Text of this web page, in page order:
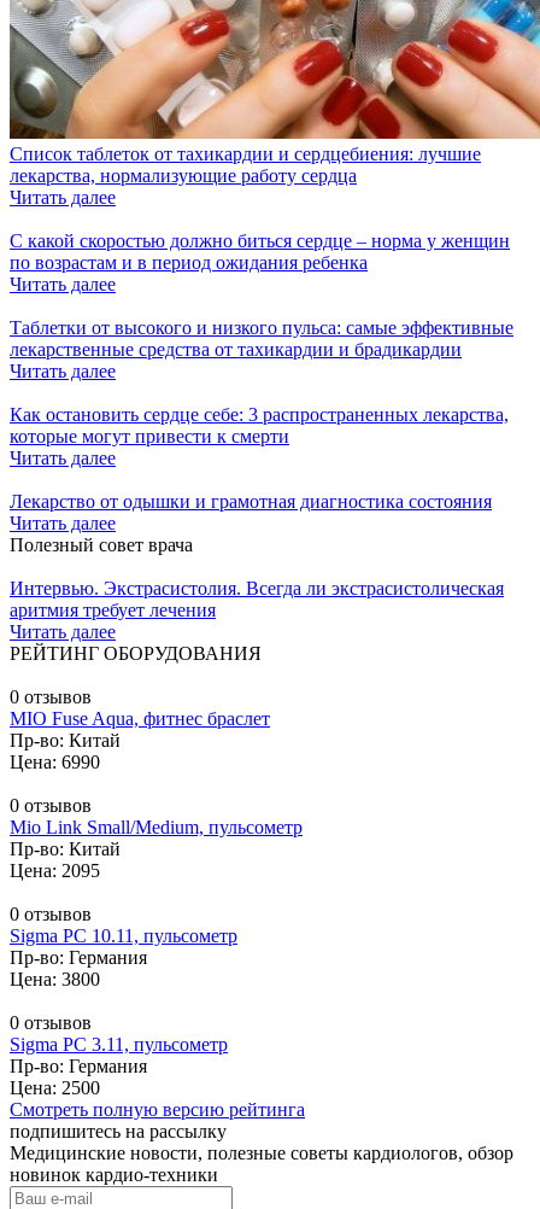
Список таблеток от тахикардии и сердцебиения: лучшие
лекарства, нормализующие работу сердца
Читать далее
С какой скоростью должно биться сердце – норма у женщин
по возрастам и в период ожидания ребенка
Читать далее
Таблетки от высокого и низкого пульса: самые эффективные
лекарственные средства от тахикардии и брадикардии
Читать далее
Как остановить сердце себе: 3 распространенных лекарства,
которые могут привести к смерти
Читать далее
Лекарство от одышки и грамотная диагностика состояния
Читать далее
Полезный совет врача
Интервью. Экстрасистолия. Всегда ли экстрасистолическая
аритмия требует лечения
Читать далее
РЕЙТИНГ ОБОРУДОВАНИЯ
0 отзывов
MIO Fuse Aqua, фитнес браслет
Пр-во: Китай
Цена: 6990
0 отзывов
Mio Link Small/Medium, пульсометр
Пр-во: Китай
Цена: 2095
0 отзывов
Sigma PC 10.11, пульсометр
Пр-во: Германия
Цена: 3800
0 отзывов
Sigma PC 3.11, пульсометр
Пр-во: Германия
Цена: 2500
Смотреть полную версию рейтинга
подпишитесь на рассылку
Медицинские новости, полезные советы кардиологов, обзор
новинок кардио-техники